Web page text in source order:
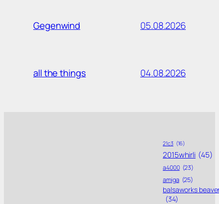
Gegenwind 05.08.2026
all the things 04.08.2026
21c3 (16)
2015whirli (45)
a4000 (23)
amiga (25)
balsaworks
(34)